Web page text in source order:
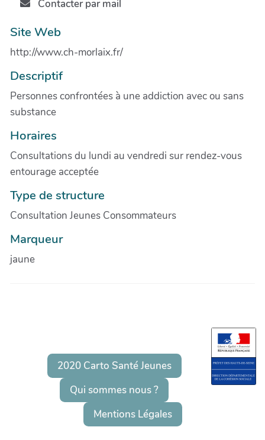
Contacter par mail
Site Web
http://www.ch-morlaix.fr/
Descriptif
Personnes confrontées à une addiction avec ou sans
substance
Horaires
Consultations du lundi au vendredi sur rendez-vous
entourage acceptée
Type de structure
Consultation Jeunes Consommateurs
Marqueur
jaune
2020 Carto Santé Jeunes
Qui sommes nous ?
Mentions Légales